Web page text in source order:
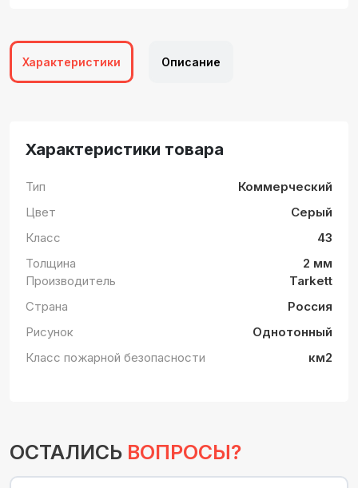
Характеристики Описание
Характеристики товара
Тип
Коммерческий
Цвет
Серый
Класс
43
Толщина
2 мм
Производитель
Tarkett
Страна
Россия
Рисунок
Однотонный
Класс пожарной безопасности
км2
ОСТАЛИСЬ ВОПРОСЫ?